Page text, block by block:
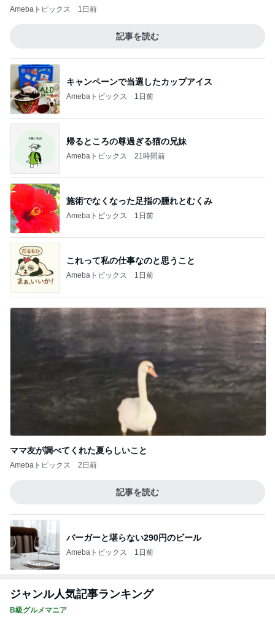
Amebaトピックス 1日前
記事を読む
キャンペーンで当選したカップアイス
Amebaトピックス 1日前
帰るところの尊過ぎる猫の兄妹
Amebaトピックス 21時間前
施術でなくなった足指の腫れとむくみ
Amebaトピックス 1日前
これって私の仕事なのと思うこと
Amebaトピックス 1日前
ママ友が調べてくれた夏らしいこと
Amebaトピックス 2日前
記事を読む
バーガーと堪らない290円のビール
Amebaトピックス 1日前
ジャンル人気記事ランキング
B級グルメマニア